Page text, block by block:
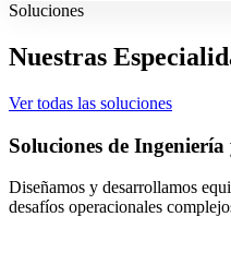
Soluciones
Nuestras
Ver todas las soluciones
Soluciones de
Diseñamos y desarrollamos
desafíos operacionales